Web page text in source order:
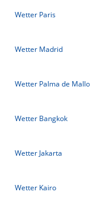
Wetter Paris
Wetter Madrid
Wetter Palma de
Wetter Bangkok
Wetter Jakarta
Wetter Kairo